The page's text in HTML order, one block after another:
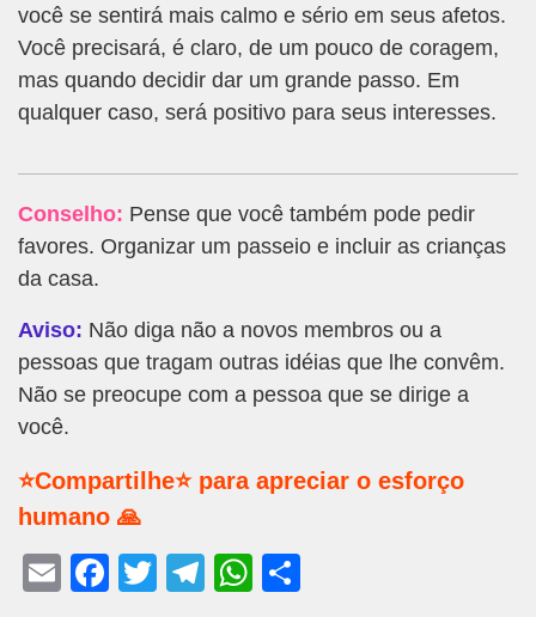
você se sentirá mais calmo e sério em seus afetos.
Você precisará, é claro, de um pouco de coragem,
mas quando decidir dar um grande passo. Em
qualquer caso, será positivo para seus interesses.
Conselho: Pense que você também pode pedir
favores. Organizar um passeio e incluir as crianças
da casa.
Aviso: Não diga não a novos membros ou a
pessoas que tragam outras idéias que lhe convêm.
Não se preocupe com a pessoa que se dirige a
você.
⭐Compartilhe⭐ para apreciar o esforço
humano 🙏
E
F
T
T
W